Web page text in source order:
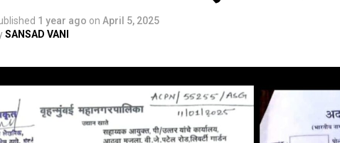
1 year ago on April 5, 2025
SANSAD VANI